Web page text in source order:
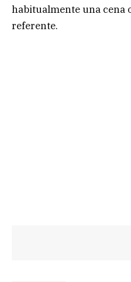
habitualmente una cena
referente.